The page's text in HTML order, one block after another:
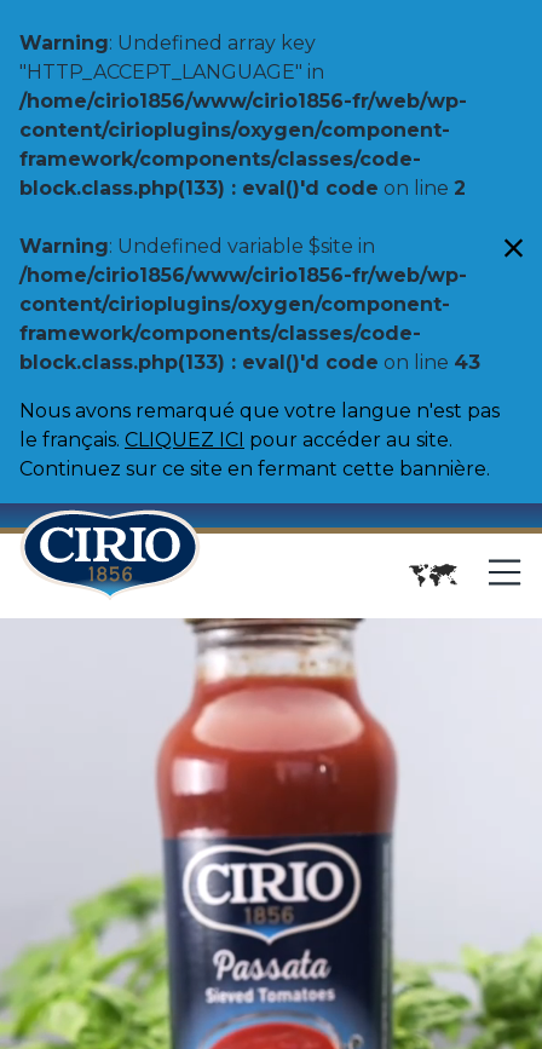
Warning: Undefined array key
"HTTP_ACCEPT_LANGUAGE" in
/home/cirio1856/www/cirio1856-fr/web/wp-
content/cirioplugins/oxygen/component-
framework/components/classes/code-
block.class.php(133) : eval()'d code on line 2
Warning: Undefined variable $site in
/home/cirio1856/www/cirio1856-fr/web/wp-
content/cirioplugins/oxygen/component-
framework/components/classes/code-
block.class.php(133) : eval()'d code on line 43
Nous avons remarqué que votre langue n'est pas
le français. CLIQUEZ ICI pour accéder au site.
Continuez sur ce site en fermant cette bannière.